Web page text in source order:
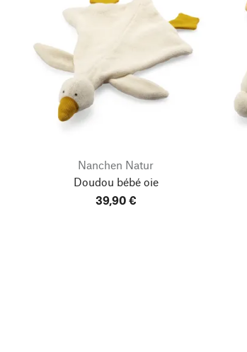
Nanchen Natur
Doudou bébé oie
39,90 €